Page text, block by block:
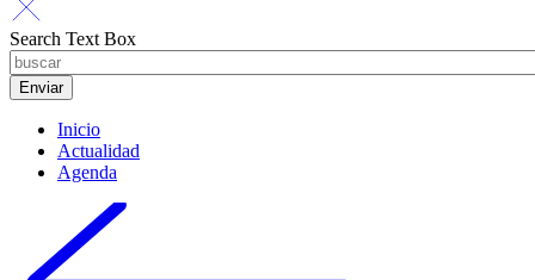
Search Text Box
Inicio
Actualidad
Agenda